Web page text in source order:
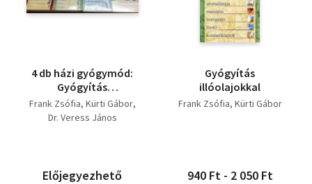
4 db házi gyógymód:
Gyógyítás
illóolajokkal +
Gyógyítás otthon:
Frank Zsófia Kürti Gábor
Dr. Veress János
Előjegyezhető
Gyógyítás
illóolajokkal
Frank Zsófia Kürti Gábor
940 Ft - 2 050 Ft